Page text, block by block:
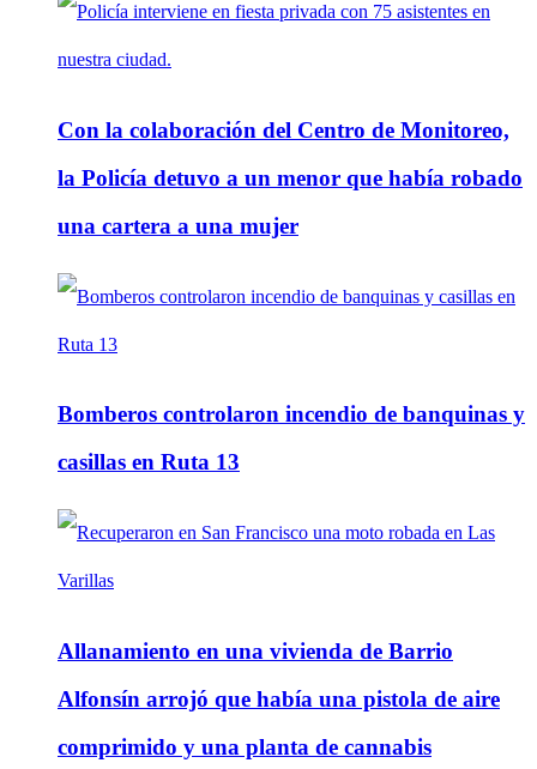
Con la colaboración del Centro de Monitoreo,
la Policía detuvo a un menor que había robado
una cartera a una mujer
Bomberos controlaron incendio de banquinas y
casillas en Ruta 13
Allanamiento en una vivienda de Barrio
Alfonsín arrojó que había una pistola de aire
comprimido y una planta de cannabis